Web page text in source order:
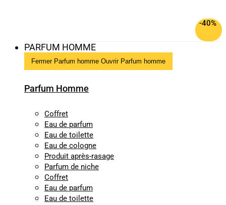
-40%
PARFUM HOMME
Fermer Parfum homme Ouvrir Parfum homme
Parfum Homme
Coffret
Eau de parfum
Eau de toilette
Eau de cologne
Produit après-rasage
Parfum de niche
Coffret
Eau de parfum
Eau de toilette